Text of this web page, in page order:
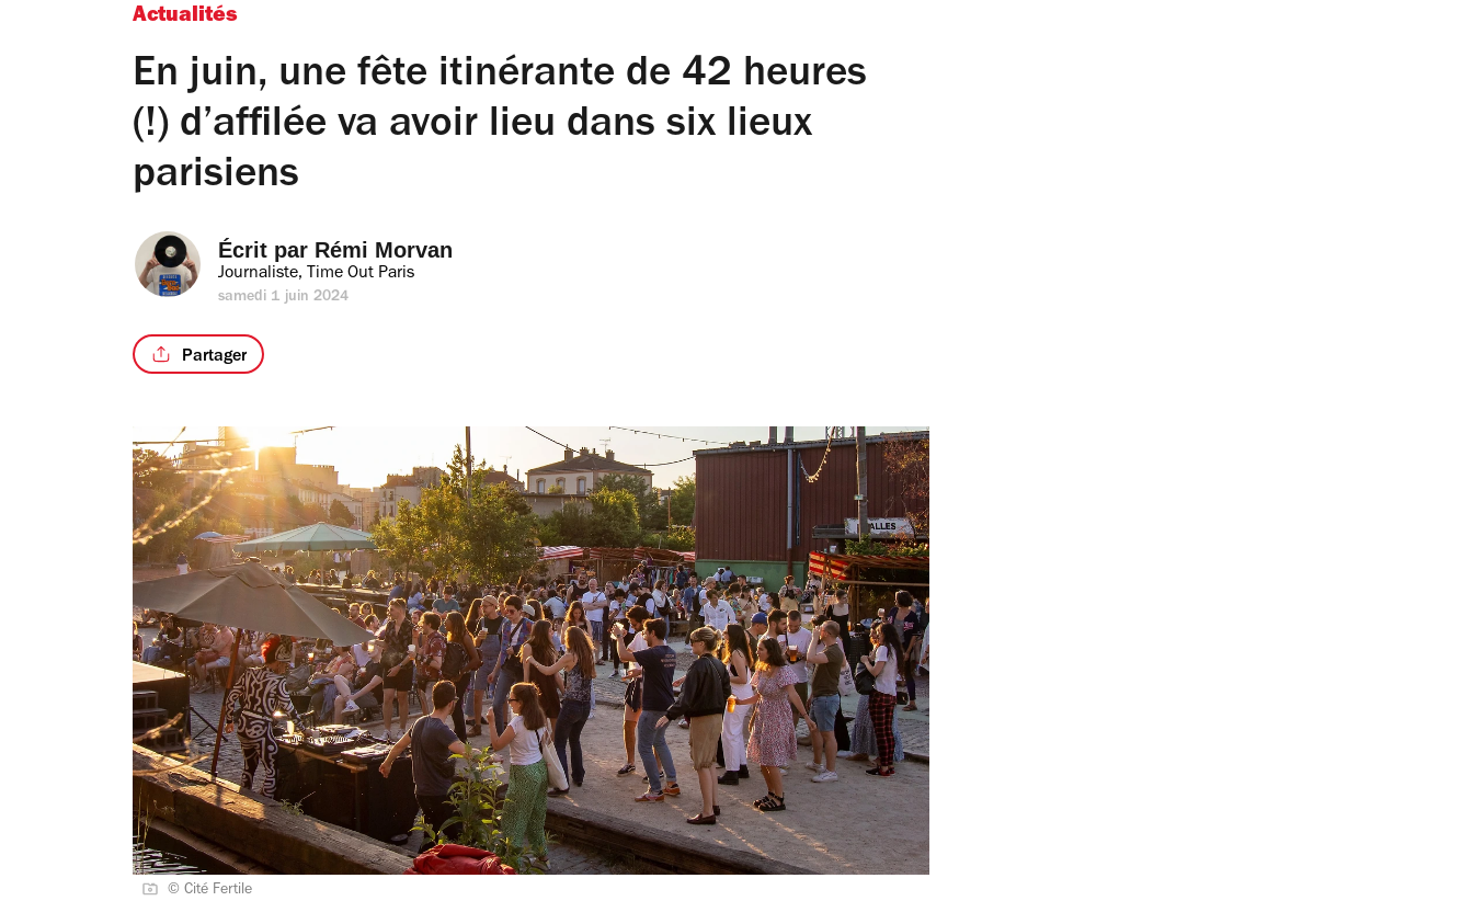
Actualités
En juin, une fête itinérante de 42 heures
(!) d’affilée va avoir lieu dans six lieux
parisiens
Écrit par Rémi Morvan
Journaliste, Time Out Paris
samedi 1 juin 2024
Partager
© Cité Fertile